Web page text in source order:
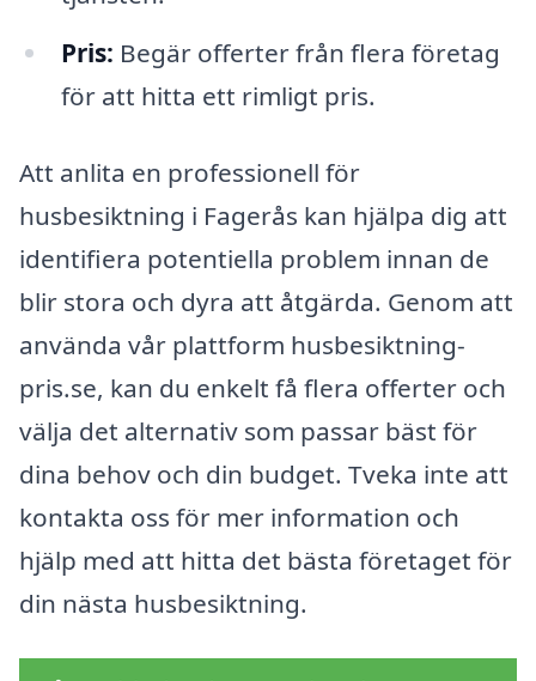
Pris: Begär offerter från flera företag
för att hitta ett rimligt pris.
Att anlita en professionell för
husbesiktning i Fagerås kan hjälpa dig att
identifiera potentiella problem innan de
blir stora och dyra att åtgärda. Genom att
använda vår plattform husbesiktning-
pris.se, kan du enkelt få flera offerter och
välja det alternativ som passar bäst för
dina behov och din budget. Tveka inte att
kontakta oss för mer information och
hjälp med att hitta det bästa företaget för
din nästa husbesiktning.